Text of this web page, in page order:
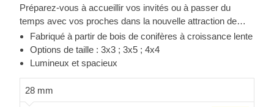
Préparez-vous à accueillir vos invités ou à passer du
temps avec vos proches dans la nouvelle attraction de
votre jardin ! Cette tonnelle est parfaite pour s'asseoir et
prendre l'air, sortir son ordinateur portable pour travailler ou
changer d'emplacement lorsque vous recevez des invités.
surprendra ! Impressionnez vos amis et votre famille en
les invitant à découvrir votre nouvel achat : FLORA !
Fabriqué à partir de bois de conifères à croissance lente
Options de taille : 3x3 ; 3x5 ; 4x4
Lumineux et spacieux
28 mm